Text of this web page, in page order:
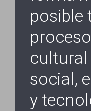
posible
social,
y